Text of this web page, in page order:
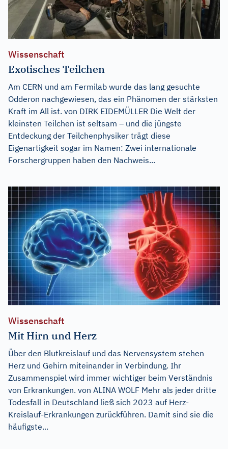
Wissenschaft
Exotisches Teilchen
Am CERN und am Fermilab wurde das lang gesuchte
Odderon nachgewiesen, das ein Phänomen der stärksten
Kraft im All ist. von DIRK EIDEMÜLLER Die Welt der
kleinsten Teilchen ist seltsam – und die jüngste
Entdeckung der Teilchenphysiker trägt diese
Eigenartigkeit sogar im Namen: Zwei internationale
Forschergruppen haben den Nachweis...
Wissenschaft
Mit Hirn und Herz
Über den Blutkreislauf und das Nervensystem stehen
Herz und Gehirn miteinander in Verbindung. Ihr
Zusammenspiel wird immer wichtiger beim Verständnis
von Erkrankungen. von ALINA WOLF Mehr als jeder dritte
Todesfall in Deutschland ließ sich 2023 auf Herz-
Kreislauf-Erkrankungen zurückführen. Damit sind sie die
häufigste...